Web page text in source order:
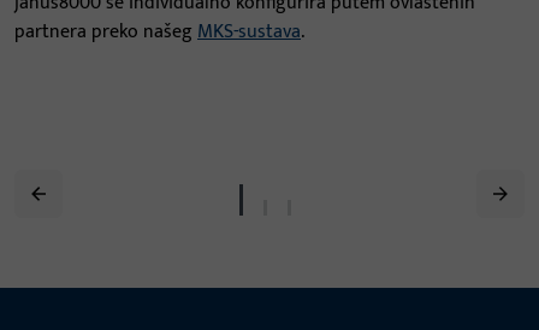
partnera preko našegMKS-sustava.